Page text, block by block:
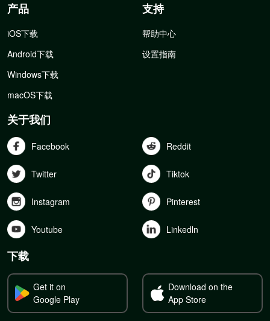
产品
iOS下载
Android下载
Windows下载
macOS下载
支持
帮助中心
设置指南
关于我们
Facebook Reddit
Twitter Tiktok
Instagram Pinterest
Youtube Linkedln
下载
Get it on
Google Play
Download on the
App Store